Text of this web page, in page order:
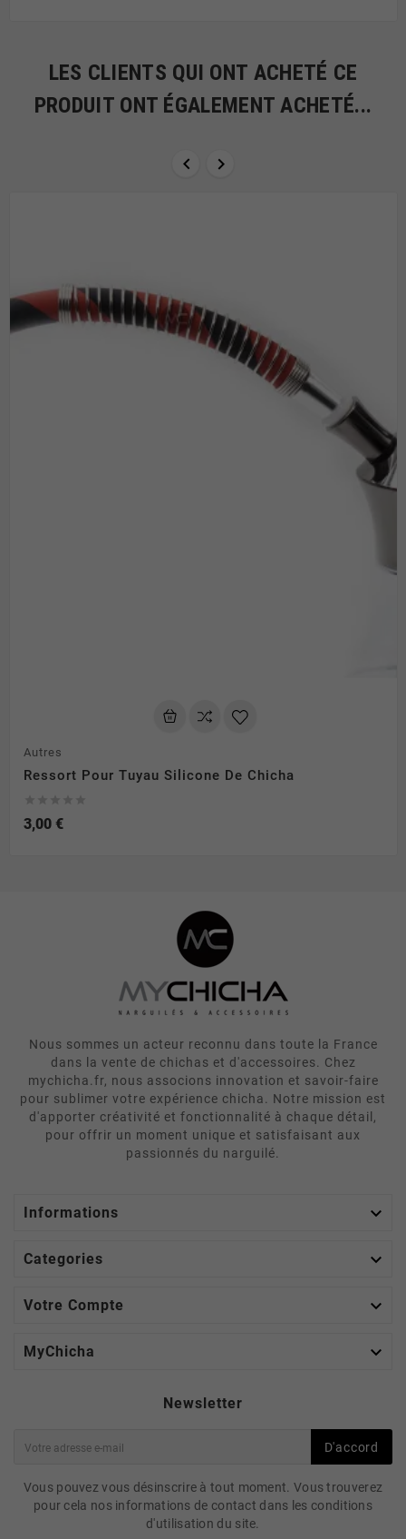
LES CLIENTS QUI ONT ACHETÉ CE
PRODUIT ONT ÉGALEMENT ACHETÉ...
 
Autres
Ressort Pour Tuyau Silicone De Chicha
3,00 €
Nous sommes un acteur reconnu dans toute la France
dans la vente de chichas et d'accessoires. Chez
mychicha.fr, nous associons innovation et savoir-faire
pour sublimer votre expérience chicha. Notre mission est
d'apporter créativité et fonctionnalité à chaque détail,
pour offrir un moment unique et satisfaisant aux
passionnés du narguilé.
Informations 
Categories 
Votre Compte 
MyChicha 
Newsletter
D'accord
Vous pouvez vous désinscrire à tout moment. Vous trouverez
pour cela nos informations de contact dans les conditions
d'utilisation du site.